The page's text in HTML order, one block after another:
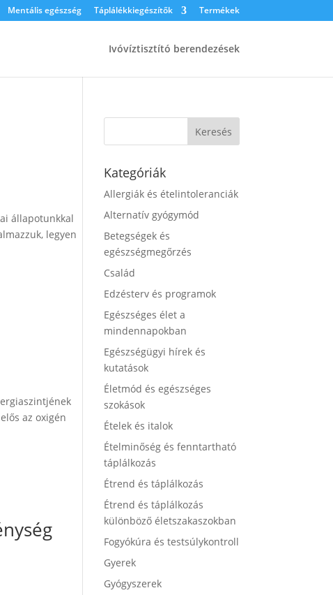
Mentális egészség Táplálékkiegészítők Termékek
Ivóvíztisztító berendezések
állapotunkkal
legyen
az oxigén
Kategóriák
Allergiák és ételintoleranciák
Alternatív gyógymód
Betegségek és
egészségmegőrzés
Család
Edzésterv és programok
Egészséges élet a
mindennapokban
Egészségügyi hírek és
kutatások
Életmód és egészséges
szokások
Ételek és italok
Ételminőség és fenntartható
táplálkozás
Étrend és táplálkozás
Étrend és táplálkozás
különböző életszakaszokban
Fogyókúra és testsúlykontroll
Gyerek
Gyógyszerek